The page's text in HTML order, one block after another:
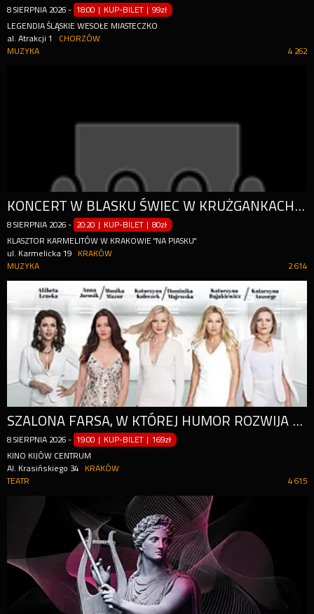
8 SIERPNIA 2026 - 18:00 | KUP-BILET |99zł
LEGENDIA ŚLĄSKIE WESOŁE MIASTECZKO
al. Atrakcji 1
CHORZÓW
4 262
MUZYKA
KONCERT W BLASKU ŚWIEC W KRUŻGANKACH KLASZTORU KARMELITÓW
8 SIERPNIA 2026 - 20:20 | KUP-BILET |80zł
KLASZTOR KARMELITÓW W KRAKOWIE "NA PIASKU"
ul. Karmelicka 19
KRAKÓW
2 614
MUZYKA
SZALONA FARSA, W KTÓREJ HUMOR ROZWIJA SIĘ AŻ PO OSTATNIĄ SCENĘ!
8 SIERPNIA 2026 - 19:00 | KUP-BILET |169zł
KINO KIJÓW CENTRUM
Al. Krasińskiego 34
KRAKÓW
4 615
TEATR